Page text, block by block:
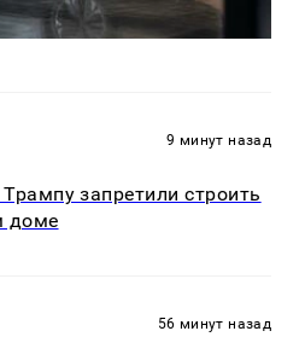
9 минут назад
запретили строить
доме
56 минут назад